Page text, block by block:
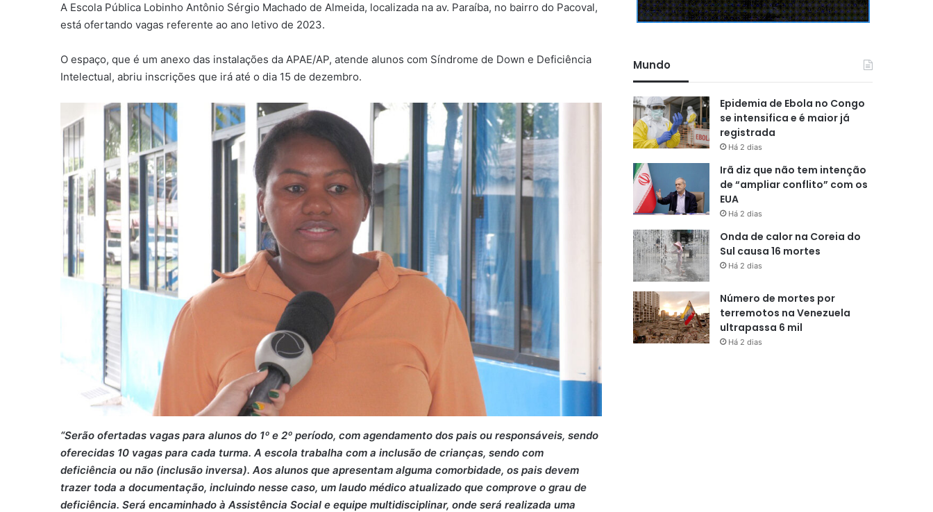
A Escola Pública Lobinho Antônio Sérgio Machado de Almeida, localizada na av. Paraíba, no bairro do Pacoval,
está ofertando vagas referente ao ano letivo de 2023.
O espaço, que é um anexo das instalações da APAE/AP, atende alunos com Síndrome de Down e Deficiência
Intelectual, abriu inscrições que irá até o dia 15 de dezembro.
“Serão ofertadas vagas para alunos do 1º e 2º período, com agendamento dos pais ou responsáveis, sendo
oferecidas 10 vagas para cada turma. A escola trabalha com a inclusão de crianças, sendo com
deficiência ou não (inclusão inversa). Aos alunos que apresentam alguma comorbidade, os pais devem
trazer toda a documentação, incluindo nesse caso, um laudo médico atualizado que comprove o grau de
deficiência. Será encaminhado à Assistência Social e equipe multidisciplinar, onde será realizada uma
Mundo
Epidemia de Ebola no Congo
se intensifica e é maior já
registrada
Há 2 dias
Irã diz que não tem intenção
de “ampliar conflito” com os
EUA
Há 2 dias
Onda de calor na Coreia do
Sul causa 16 mortes
Há 2 dias
Número de mortes por
terremotos na Venezuela
ultrapassa 6 mil
Há 2 dias